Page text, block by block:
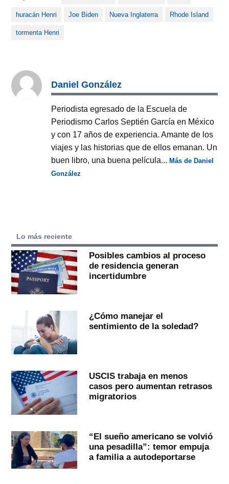
huracán Henri Joe Biden Nueva Inglaterra Rhode Island
tormenta Henri
Daniel González
Periodista egresado de la Escuela de
Periodismo Carlos Septién García en México
y con 17 años de experiencia. Amante de los
viajes y las historias que de ellos emanan. Un
buen libro, una buena película...Más de Daniel
González
Lo más reciente
Posibles cambios al proceso
de residencia generan
incertidumbre
¿Cómo manejar el
sentimiento de la soledad?
USCIS trabaja en menos
casos pero aumentan retrasos
migratorios
“El sueño americano se volvió
una pesadilla”: temor empuja
a familia a autodeportarse